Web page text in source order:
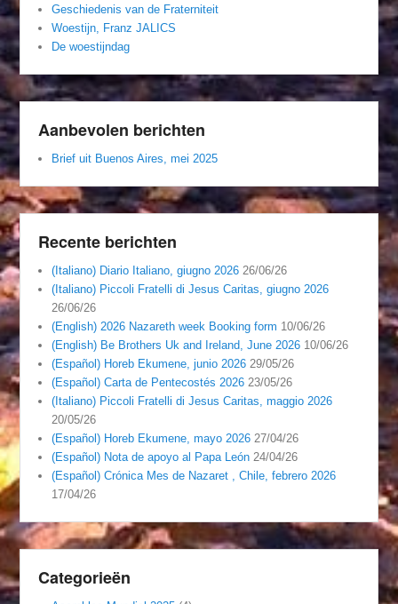
Geschiedenis van de Fraterniteit
Woestijn, Franz JALICS
De woestijndag
Aanbevolen berichten
Brief uit Buenos Aires, mei 2025
Recente berichten
(Italiano) Diario Italiano, giugno 2026 26/06/26
(Italiano) Piccoli Fratelli di Jesus Caritas, giugno 2026
26/06/26
(English) 2026 Nazareth week Booking form 10/06/26
(English) Be Brothers Uk and Ireland, June 2026 10/06/26
(Español) Horeb Ekumene, junio 2026 29/05/26
(Español) Carta de Pentecostés 2026 23/05/26
(Italiano) Piccoli Fratelli di Jesus Caritas, maggio 2026
20/05/26
(Español) Horeb Ekumene, mayo 2026 27/04/26
(Español) Nota de apoyo al Papa León 24/04/26
(Español) Crónica Mes de Nazaret , Chile, febrero 2026
17/04/26
Categorieën